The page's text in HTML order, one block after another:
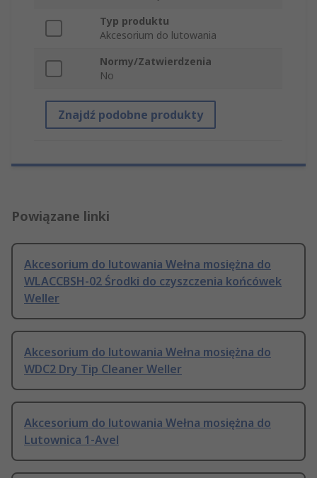
Typ produktu
Akcesorium do lutowania
Normy/Zatwierdzenia
No
Znajdź podobne produkty
Powiązane linki
Akcesorium do lutowania Wełna mosiężna do
WLACCBSH-02 Środki do czyszczenia końcówek
Weller
Akcesorium do lutowania Wełna mosiężna do
WDC2 Dry Tip Cleaner Weller
Akcesorium do lutowania Wełna mosiężna do
Lutownica 1-Avel